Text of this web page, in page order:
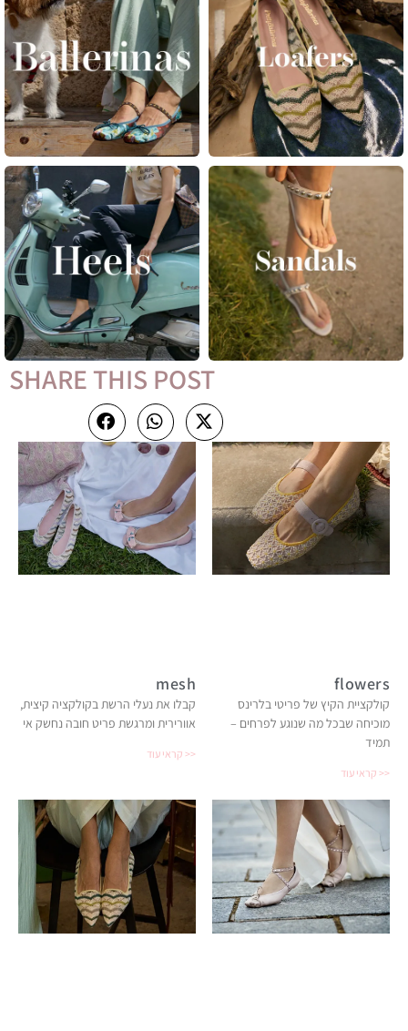
SHARE THIS POST
mesh
קבלו את נעלי הרשת בקולקציה קיצית,
אוורירית ומרגשת פריט חובה נחשק אי
קראי עוד >>
flowers
קולקציית הקיץ של פריטי בלרינס
מוכיחה שבכל מה שנוגע לפרחים –
תמיד
קראי עוד >>